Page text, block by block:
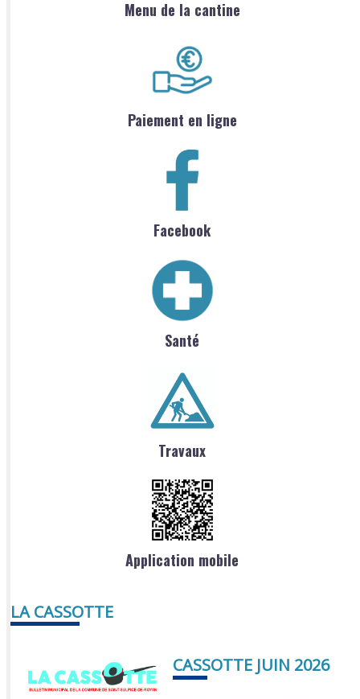
Menu de la cantine
Paiement en ligne
Facebook
Santé
Travaux
Application mobile
LA CASSOTTE
CASSOTTE JUIN 2026